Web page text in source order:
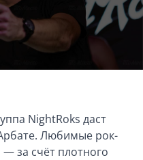
NightRoks даст
Любимые рок-
за счёт плотного